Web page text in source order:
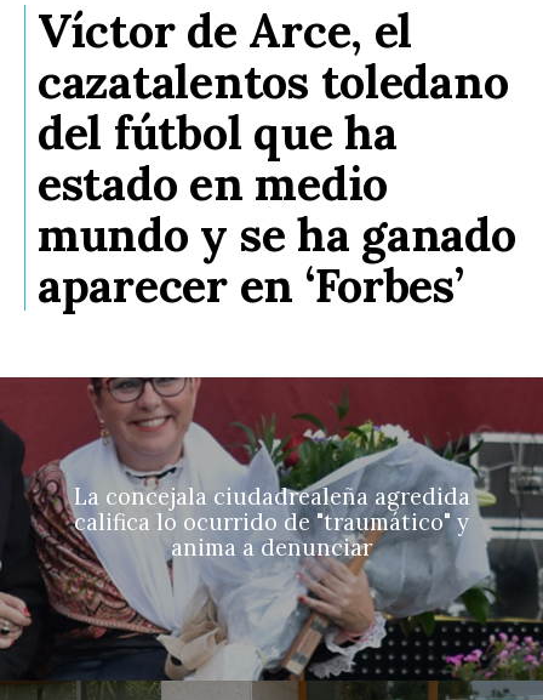
Víctor de Arce, el
cazatalentos toledano
del fútbol que ha
estado en medio
mundo y se ha ganado
aparecer en ‘Forbes’
La concejala ciudadrealeña agredida
califica lo ocurrido de "traumático" y
anima a denunciar